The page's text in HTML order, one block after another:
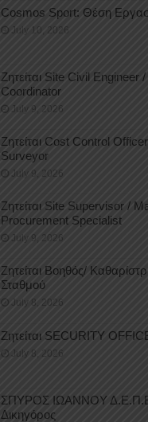
Cosmos Sport: Θέση
July 10, 2026
Ζητείται Site Civil Engineer
Coordinator
July 9, 2026
Ζητείται Cost Control
Surveyor
July 9, 2026
Ζητείται Site Supervisor /
Procurement Specialist
July 9, 2026
Ζητείται Βοηθός/
Σταθμού
July 8, 2026
Ζητείται SECURITY
July 8, 2026
ΣΠΥΡΟΣ ΙΩΑΝΝΟΥ Δ.Ε.Π.Ε.:
Δικηγόρος